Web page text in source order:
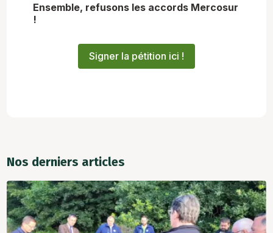
Ensemble, refusons les accords Mercosur
!
Signer la pétition ici !
Nos derniers articles